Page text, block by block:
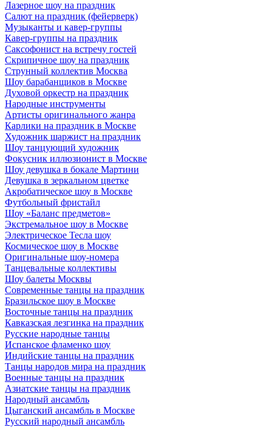
Лазерное шоу на праздник
Салют на праздник (фейерверк)
Музыканты и кавер-группы
Кавер-группы на праздник
Саксофонист на встречу гостей
Скрипичное шоу на праздник
Струнный коллектив Москва
Шоу барабанщиков в Москве
Духовой оркестр на праздник
Народные инструменты
Артисты оригинального жанра
Карлики на праздник в Москве
Художник шаржист на праздник
Шоу танцующий художник
Фокусник иллюзионист в Москве
Шоу девушка в бокале Мартини
Девушка в зеркальном цветке
Акробатическое шоу в Москве
Футбольный фристайл
Шоу «Баланс предметов»
Экстремальное шоу в Москве
Электрическое Тесла шоу
Космическое шоу в Москве
Оригинальные шоу-номера
Танцевальные коллективы
Шоу балеты Москвы
Современные танцы на праздник
Бразильское шоу в Москве
Восточные танцы на праздник
Кавказская лезгинка на праздник
Русские народные танцы
Испанское фламенко шоу
Индийские танцы на праздник
Танцы народов мира на праздник
Военные танцы на праздник
Азиатские танцы на праздник
Народный ансамбль
Цыганский ансамбль в Москве
Русский народный ансамбль